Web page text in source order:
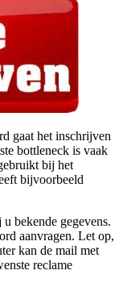
gaat het inschrijven
bottleneck is vaak
bij het
bijvoorbeeld
bekende gegevens.
aanvragen. Let op,
kan de mail met
reclame